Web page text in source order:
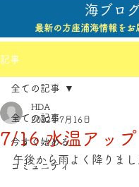
海ブロ
最新の方座浦海情報をお
記事
全ての記事
今すぐ始める
コミュニティ
全ての記事
7/16 水温アップ
HDA
2022年7月16日
午後から雨よく降りまし